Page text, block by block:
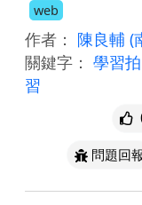
web
作者： 陳良輔 (
關鍵字： 學習
習
問題回